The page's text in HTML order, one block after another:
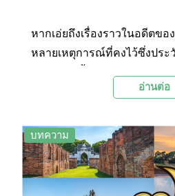
หากเอ่ยถึงเรื่องราวในอดีตข
หลายเหตุการณ์ที่คงไว้ซึ่งปร
โบราณสถาน และอนุสรณ์ขอ
ความดีของบรรพบุรุษไทย แล
ประวัติศาสตร์ที่สำคัญครั้นอดี
Palanla จะพาท่อง 7 เส้นทาง
ภูมิภาคกลาง อีกทั้งไม่ไกลจา
อ่านต่อ
บทความ